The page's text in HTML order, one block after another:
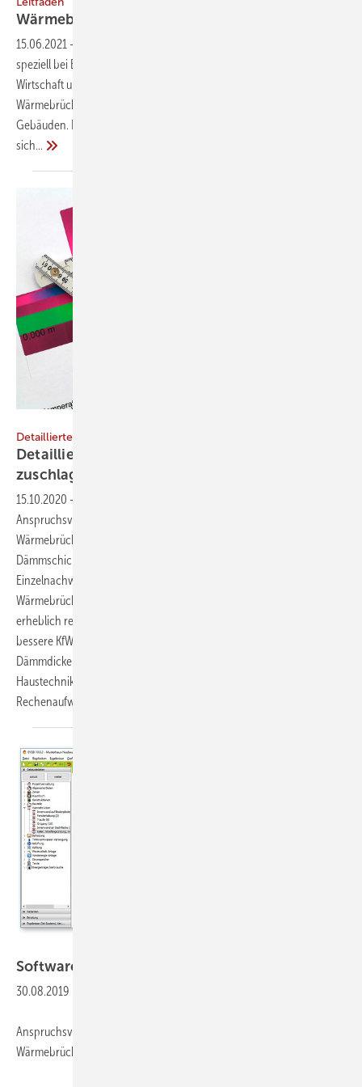
Wärmebrücken
15.06.2021 -
speziell bei Effzienzhäusern informiert der vom Bundesamt für
Wirtschaft und Ausfuhrkontrolle herausgegebene Leitfaden Die
Wärmebrückenbewertung bei der energetischen Bilanzierung von
Gebäuden. Darüber hinaus liefert er ausführliche Hinweise, wie
sich...
Detaillierte Wärmebrückenberechnung aus dem Katalog
Detailliert nachschlagen anstatt pauschal
zuschlagen
15.10.2020 -
Anspruchsvolle energetische Ziele sind mit pauschalen
Wärmebrückenzuschlägen kaum umsetzbar bzw. erfordern sehr dicke
Dämmschichten. Entscheidet man sich für einen detaillierten
Einzelnachweis und verzichtet auf pauschale
Wärmebrückenzuschläge, kann sich der berechnete Energiebedarf
erheblich reduzieren. Das Gebäude erreicht dann entweder eine
bessere KfW-Effizienzhausklasse oder benötigt geringere
Dämmdicken, und man spart eventuell bei den Investitionen in die
Haustechnik. Ein Wärmebrückenatlas vereinfacht den
Rechenaufwand erheblich. Atilla
Software
30.08.2019
Anspruchsvolle Energieeffizienzhäuser sind mit einem pauschalen
Wärmebrückenzuschlag von 0,1 W/m